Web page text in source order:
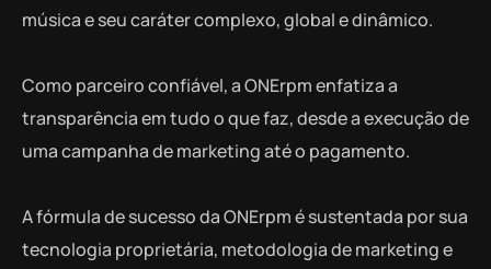
música e seu caráter complexo, global e dinâmico.
Como parceiro confiável, a ONErpm enfatiza a
transparência em tudo o que faz, desde a execução de
uma campanha de marketing até o pagamento.
A fórmula de sucesso da ONErpm é sustentada por sua
tecnologia proprietária, metodologia de marketing e